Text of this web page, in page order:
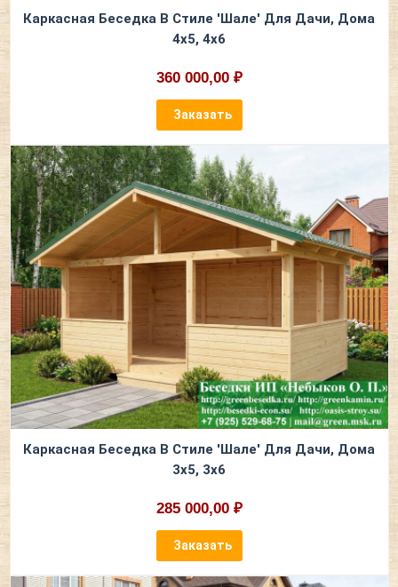
Каркасная Беседка В Стиле 'Шале' Для Дачи, Дома
4х5, 4х6
360 000,00 ₽
Заказать
Каркасная Беседка В Стиле 'Шале' Для Дачи, Дома
3х5, 3х6
285 000,00 ₽
Заказать